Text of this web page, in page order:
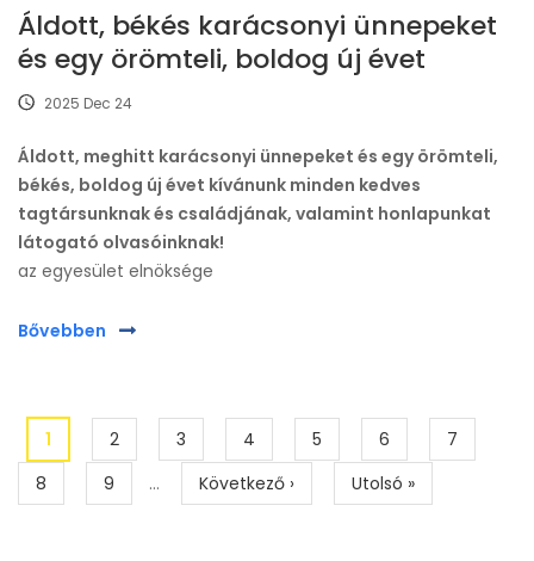
Áldott, békés karácsonyi ünnepeket
és egy örömteli, boldog új évet
2025 Dec 24
Áldott, meghitt karácsonyi ünnepeket és egy örömteli,
békés, boldog új évet kívánunk minden kedves
tagtársunknak és családjának, valamint honlapunkat
látogató olvasóinknak!
az egyesület elnöksége
Bővebben
Oldalszámozás
Jelenlegi
oldal
1 Page
2 Page
3 Page
4 Page
5 Page
6 Page
7
Page
8 Page
9 …
Következő
oldal
Következő ›
Utolsó
oldal
Utolsó »